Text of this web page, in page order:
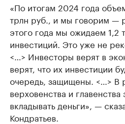
«По итогам 2024 года
трлн руб., и мы говорим —
этого года мы ожидаем 1,2
инвестиций. Это уже не
<…> Инвесторы верят в
верят, что их инвестиции
очередь, защищены. <…> В
верховенства и главенства
вкладывать деньги», —
Кондратьев.